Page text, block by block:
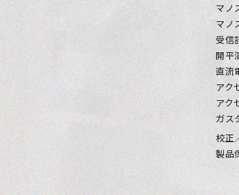
マノ
マノ
受信
開平
直流
アク
アク
ガス
校正
製品